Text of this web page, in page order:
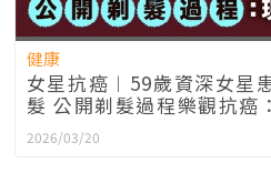
健康
女星抗癌︱59歲資深女星
髮 公開剃髮過程樂觀抗癌
2026/03/20